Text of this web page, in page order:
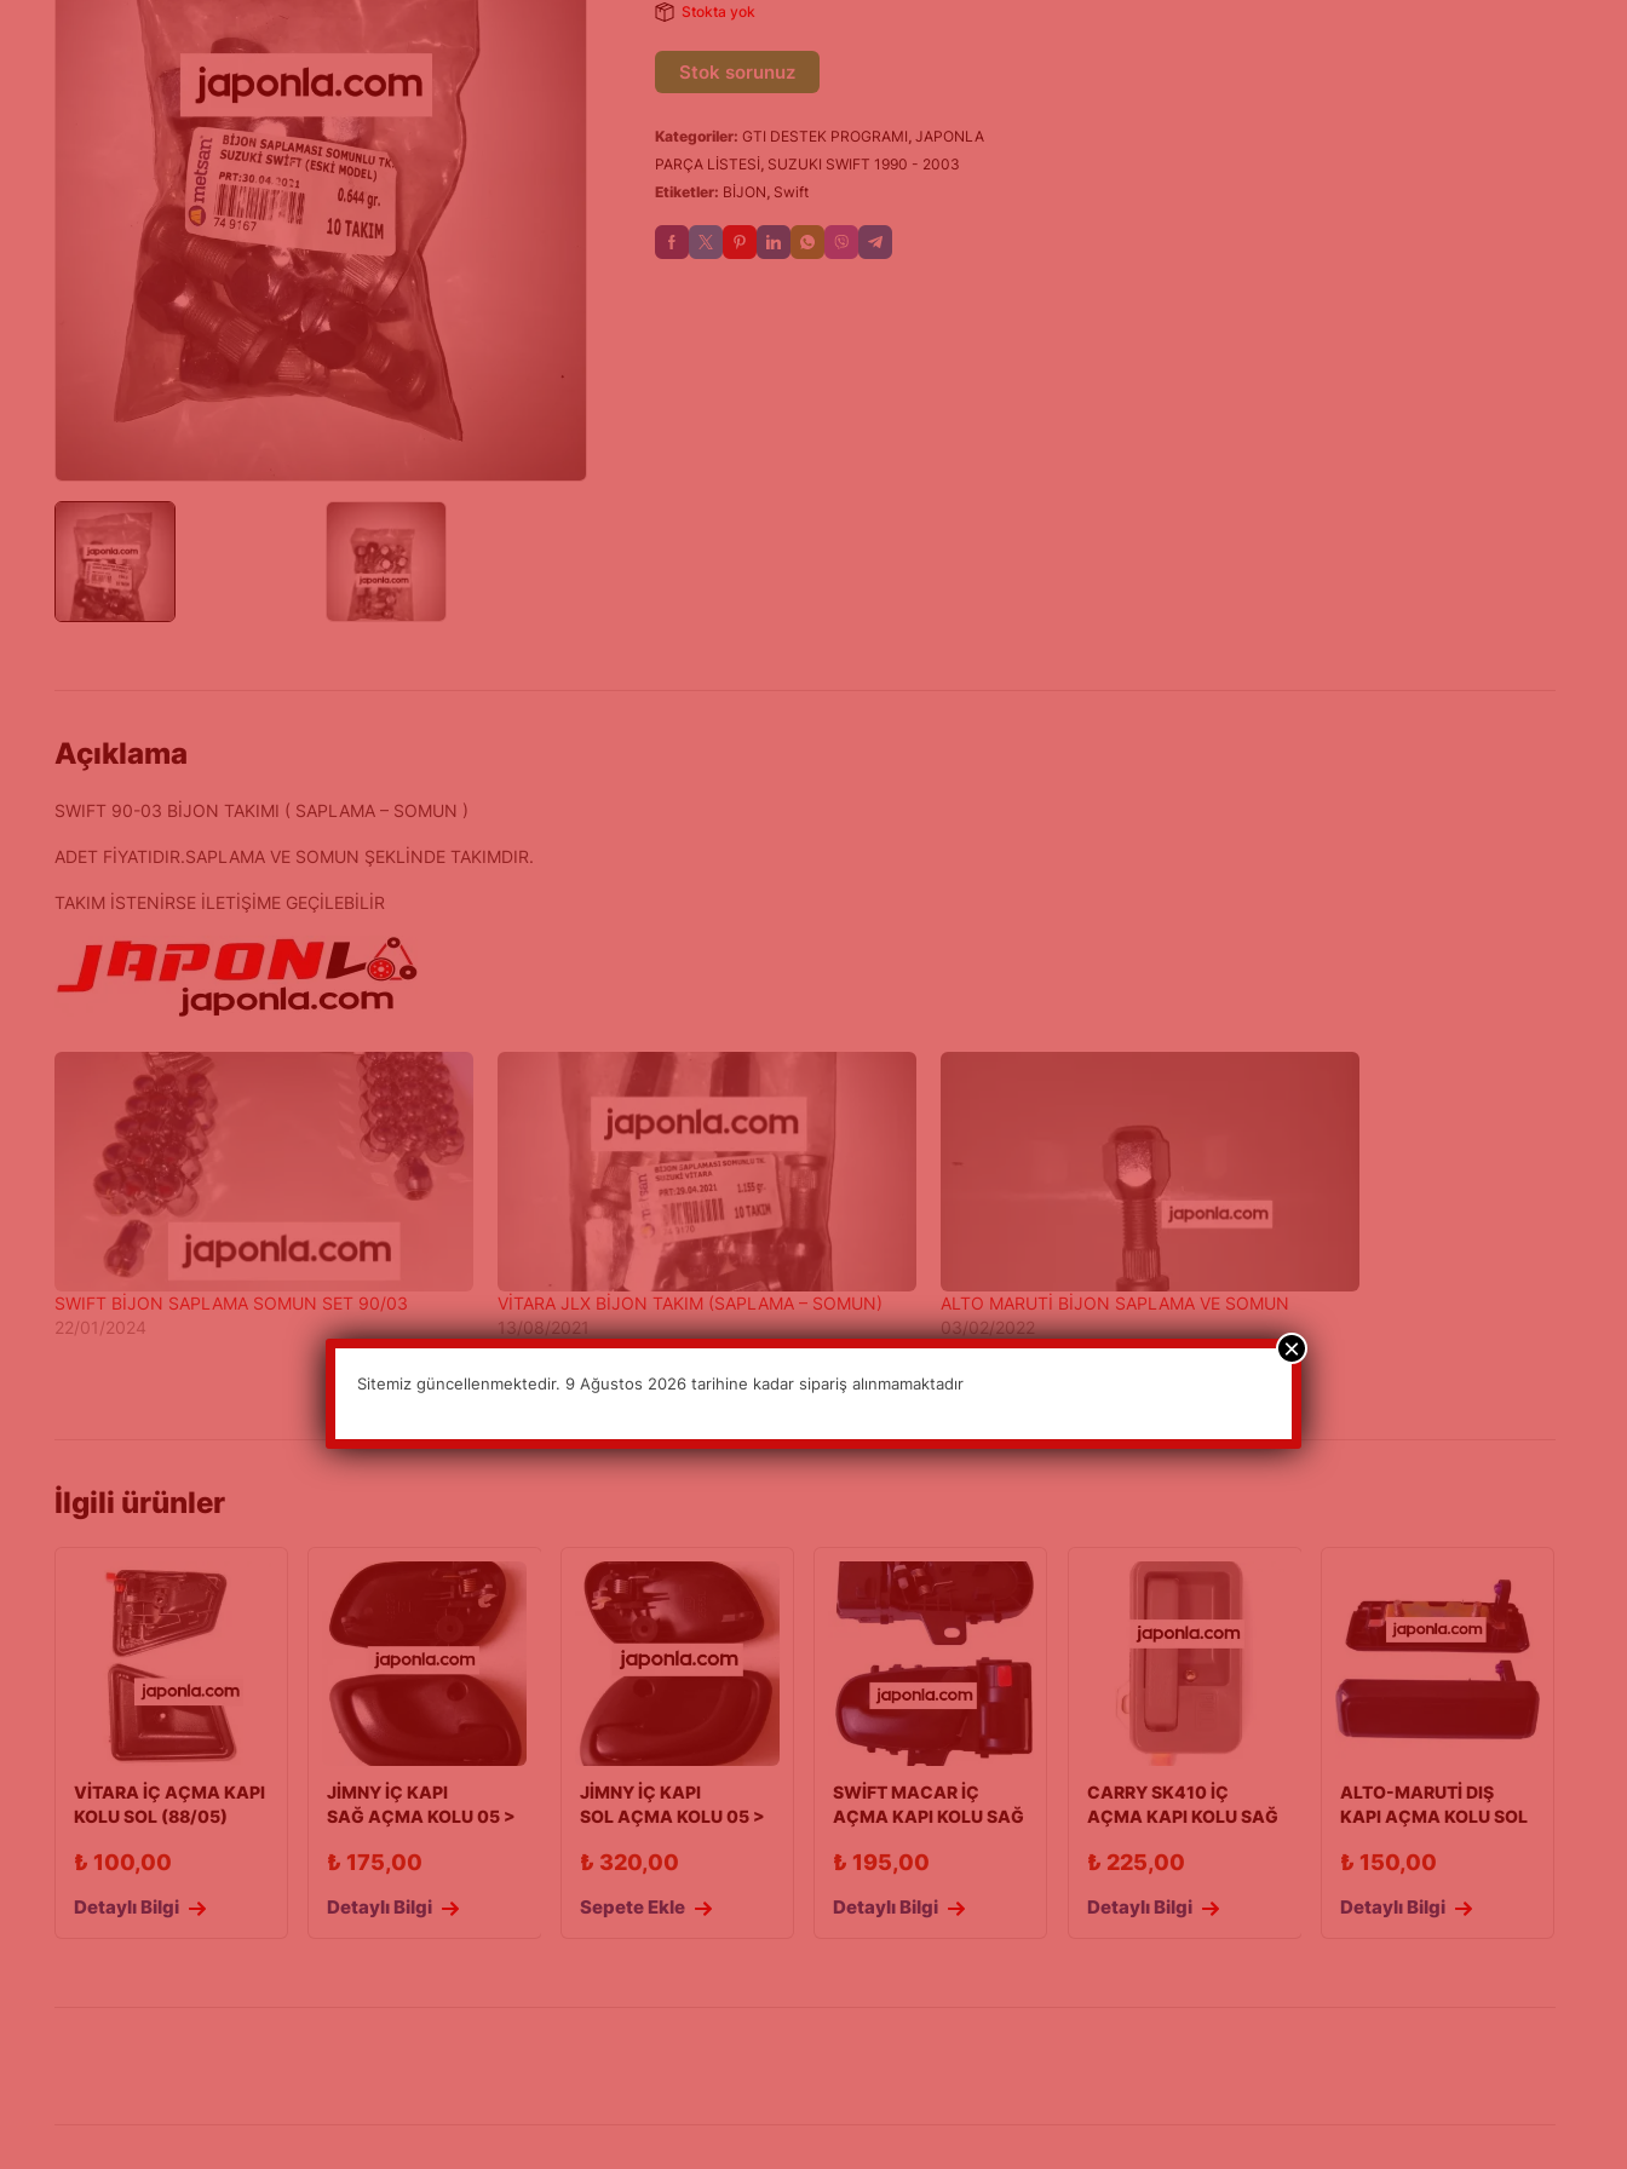
Stokta yok
Stok sorunuz
Kategoriler: GTI DESTEK PROGRAMI, JAPONLA
PARÇA LİSTESİ, SUZUKI SWIFT 1990 - 2003
Etiketler: BİJON, Swift
Açıklama
SWIFT 90-03 BİJON TAKIMI ( SAPLAMA – SOMUN )
ADET FİYATIDIR.SAPLAMA VE SOMUN ŞEKLİNDE TAKIMDIR.
TAKIM İSTENİRSE İLETİŞİME GEÇİLEBİLİR
SWIFT BİJON SAPLAMA SOMUN SET 90/03
22/01/2024
VİTARA JLX BİJON TAKIM (SAPLAMA – SOMUN)
13/08/2021
ALTO MARUTİ BİJON SAPLAMA VE SOMUN
03/02/2022
İlgili ürünler
VİTARA İÇ AÇMA KAPI
KOLU SOL (88/05)
₺ 100,00
Detaylı Bilgi
JİMNY İÇ KAPI
SAĞ AÇMA KOLU 05 >
₺ 175,00
Detaylı Bilgi
JİMNY İÇ KAPI
SOL AÇMA KOLU 05 >
₺ 320,00
Sepete Ekle
SWİFT MACAR İÇ
AÇMA KAPI KOLU SAĞ
₺ 195,00
Detaylı Bilgi
CARRY SK410 İÇ
AÇMA KAPI KOLU SAĞ
₺ 225,00
Detaylı Bilgi
ALTO-MARUTİ DIŞ
KAPI AÇMA KOLU SOL
₺ 150,00
Detaylı Bilgi
Sitemiz güncellenmektedir. 9 Ağustos 2026 tarihine kadar sipariş alınmamaktadır
×